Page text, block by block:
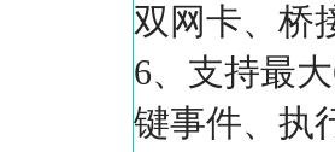
双网卡、桥
6、支持最
键事件、执